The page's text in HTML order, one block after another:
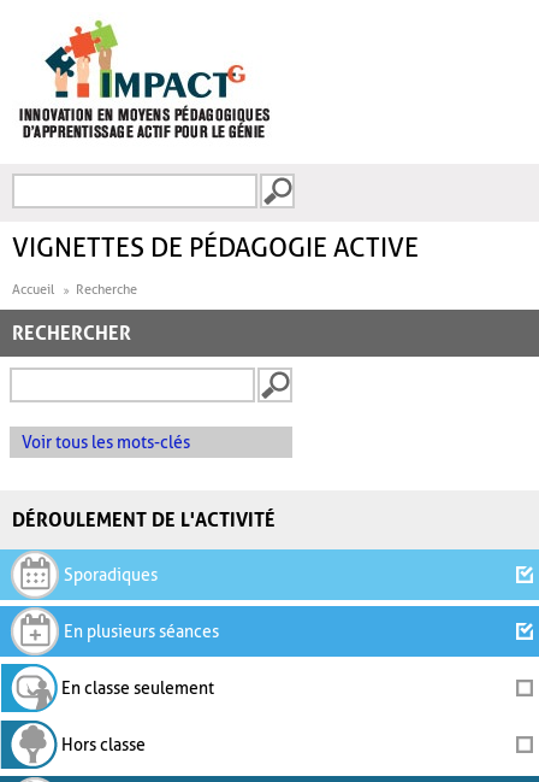
FORMULAIRE DE
VIGNETTES DE PÉDAGOGIE ACTIVE
Accueil Recherche
RECHERCHER
Voir tous les mots-clés
DÉROULEMENT DE L'ACTIVITÉ
Sporadiques
En plusieurs séances
En classe seulement
Hors classe